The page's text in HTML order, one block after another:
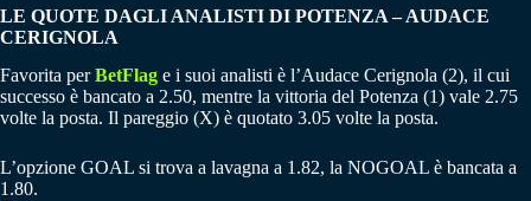
LE QUOTE DAGLI ANALISTI DI POTENZA – AUDACE
CERIGNOLA
Favorita perBetFlag e i suoi analisti è l’Audace Cerignola (2), il cui
successo è bancato a 2.50, mentre la vittoria del Potenza (1) vale 2.75
volte la posta. Il pareggio (X) è quotato 3.05 volte la posta.
L’opzione GOAL si trova a lavagna a 1.82, la NOGOAL è bancata a
1.80.